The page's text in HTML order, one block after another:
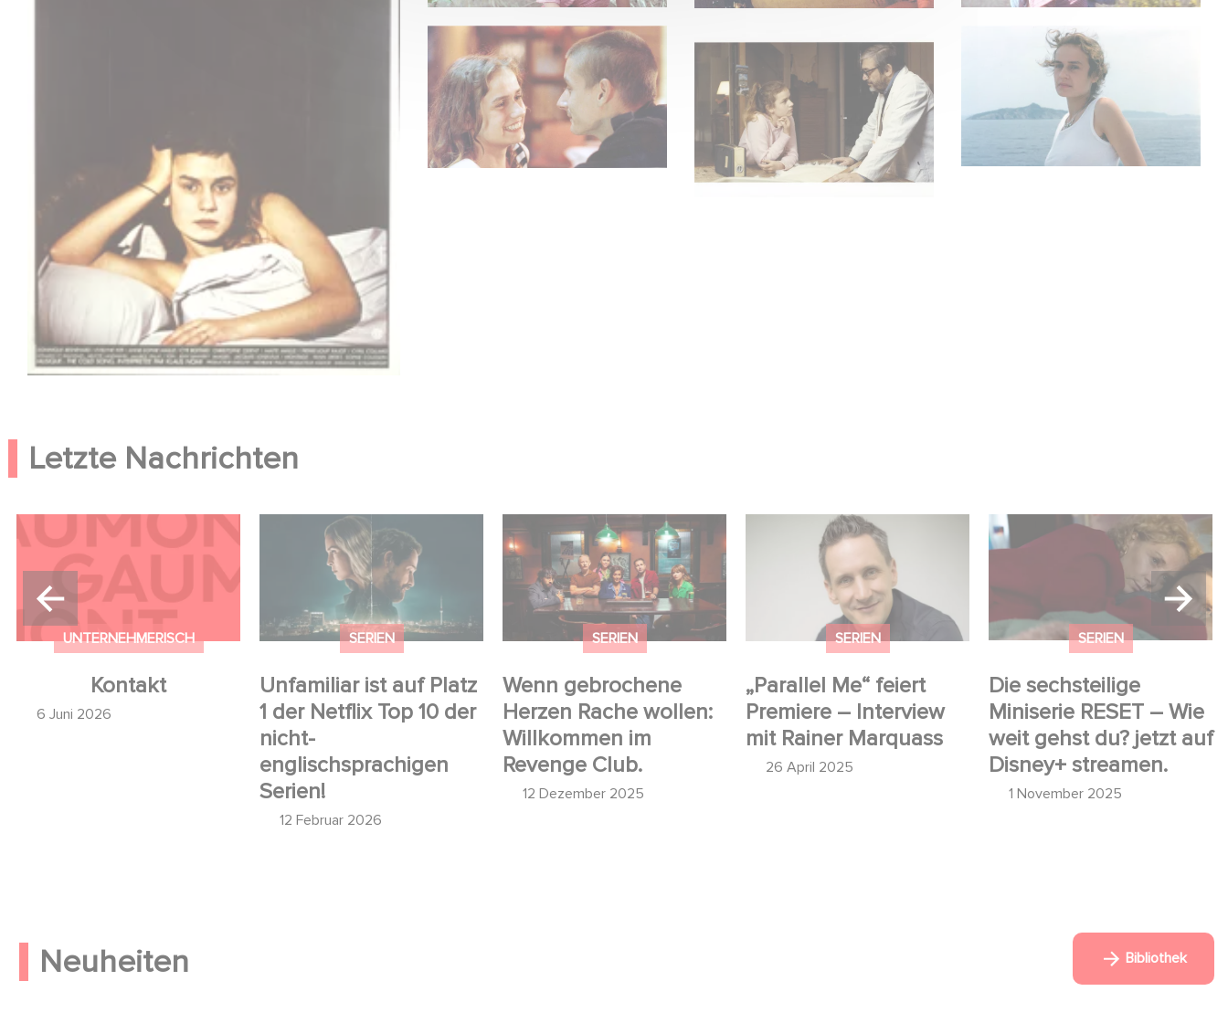
Letzte Nachrichten
UNTERNEHMERISCH
Kontakt
6 Juni 2026
SERIEN
Unfamiliar ist auf Platz
1 der Netflix Top 10 der
nicht-
englischsprachigen
Serien!
12 Februar 2026
Unfamiliar ist auf Platz 1 der
Netflix Top 10 der nicht-
englischsprachigen Serien!
SERIEN
Wenn gebrochene
Herzen Rache wollen:
Willkommen im
Revenge Club.
12 Dezember 2025
Wenn gebrochene Herzen
Rache wollen: Willkommen
im Revenge Club.
SERIEN
„Parallel Me“ feiert
Premiere – Interview
mit Rainer Marquass
26 April 2025
„Parallel Me“ feiert Premiere
– Interview mit Rainer
Marquass
SERIEN
Die sechsteilige
Miniserie RESET – Wie
weit gehst du? jetzt auf
Disney+ streamen.
1 November 2025
Die sechsteilige Miniserie
RESET – Wie weit gehst
du? jetzt auf Disney+
streamen.
Neuheiten Bibliothek